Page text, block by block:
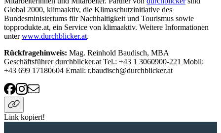
Global 2000, klimaaktiv, die Klimaschutzinitiative des
Bundesministeriums für Nachhaltigkeit und Tourismus sowie
topprodukte.at, ein Service von klimaaktiv. Weitere Informationen
unterwww.durchblicker.at.
Rückfragehinweis: Mag. Reinhold Baudisch, MBA
Geschäftsführer durchblicker.at Tel.: +43 1 3060900-221 Mobil:
+43 699 17180604 Email: r.baudisch@durchblicker.at
Link kopiert!